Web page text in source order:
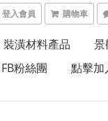
登入會員 購物車
裝潢材料產品
景
FB粉絲團 點擊加